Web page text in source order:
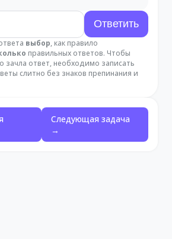
выбор, как правило
правильных ответов. Чтобы
зачла ответ, необходимо записать
слитно без знаков препинания и
Следующая задача
→